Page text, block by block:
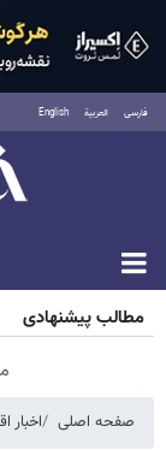
فارسی العربية English
مطالب پیشنهادی
صفحه اصلی اخبار